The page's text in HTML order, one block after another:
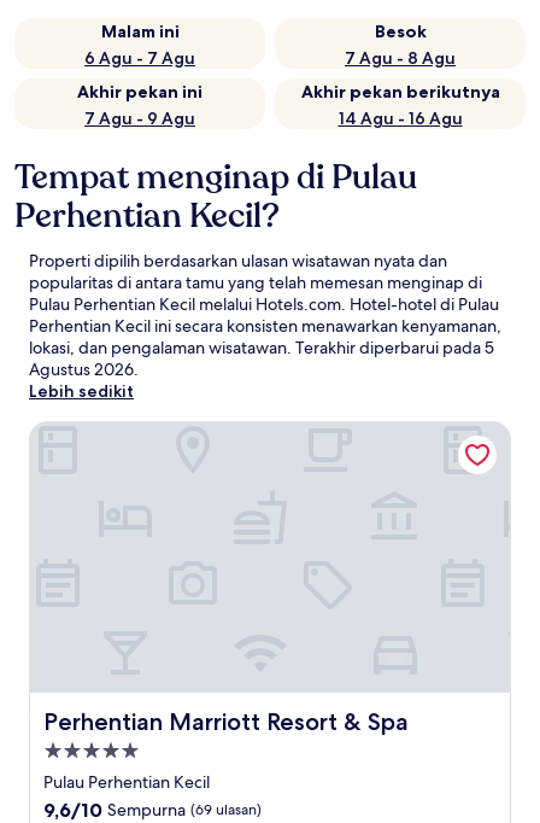
Malam ini
6 Agu - 7 Agu
Besok
7 Agu - 8 Agu
Akhir pekan ini
7 Agu - 9 Agu
Akhir pekan berikutnya
14 Agu - 16 Agu
Tempat menginap di Pulau
Perhentian Kecil?
Properti dipilih berdasarkan ulasan wisatawan nyata dan
popularitas di antara tamu yang telah memesan menginap di
Pulau Perhentian Kecil melalui Hotels.com. Hotel-hotel di Pulau
Perhentian Kecil ini secara konsisten menawarkan kenyamanan,
lokasi, dan pengalaman wisatawan. Terakhir diperbarui pada5
Agustus 2026.
Lebih sedikit
Perhentian Marriott Resort & Spa
Perhentian Marriott Resort & Spa
Properti
bintang
5.0
Pulau Perhentian Kecil
9.6
9,6/10 Sempurna (69 ulasan)
Perhentian Marriott Resort & Spa